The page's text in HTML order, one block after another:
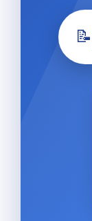
📝